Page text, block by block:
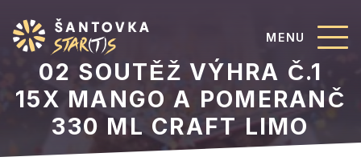
MENU
02 SOUTĚŽ VÝHRA Č.1
15X MANGO A POMERANČ
330 ML CRAFT LIMO